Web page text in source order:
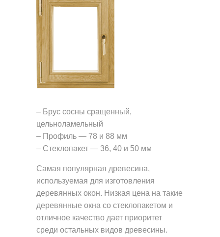
– Брус сосны сращенный,
цельноламельный
– Профиль — 78 и 88 мм
– Стеклопакет — 36, 40 и 50 мм
Самая популярная древесина,
используемая для изготовления
деревянных окон. Низкая цена на такие
деревянные окна со стеклопакетом и
отличное качество дает приоритет
среди остальных видов древесины.